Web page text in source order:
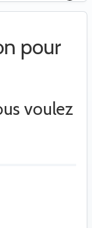
pour
voulez